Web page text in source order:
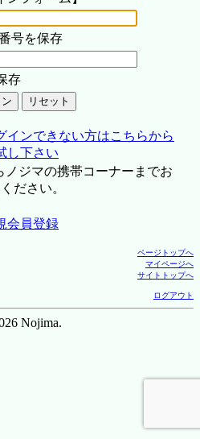
号を保存
存
インできない方はこちらから
し下さい
ジマの携帯コーナーまでお
ださい。
会員登録
ページトップへ
マイページへ
サイトトップへ
ログアウト
Nojima.